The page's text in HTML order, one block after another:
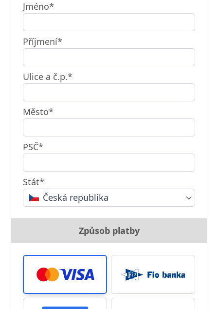
Jméno*
Příjmení*
Ulice a č.p.*
Město*
PSČ*
Stát*
Česká republika
Způsob platby